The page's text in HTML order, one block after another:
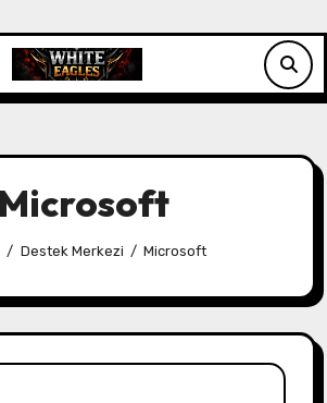
Microsoft
Destek Merkezi Microsoft